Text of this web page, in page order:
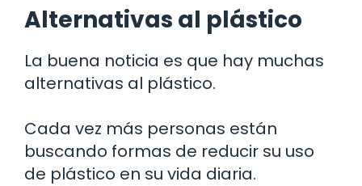
Alternativas al plástico
La buena noticia es que hay muchas
alternativas al plástico.
Cada vez más personas están
buscando formas de reducir su uso
de plástico en su vida diaria.